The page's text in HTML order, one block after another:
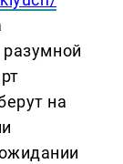
разумной
на